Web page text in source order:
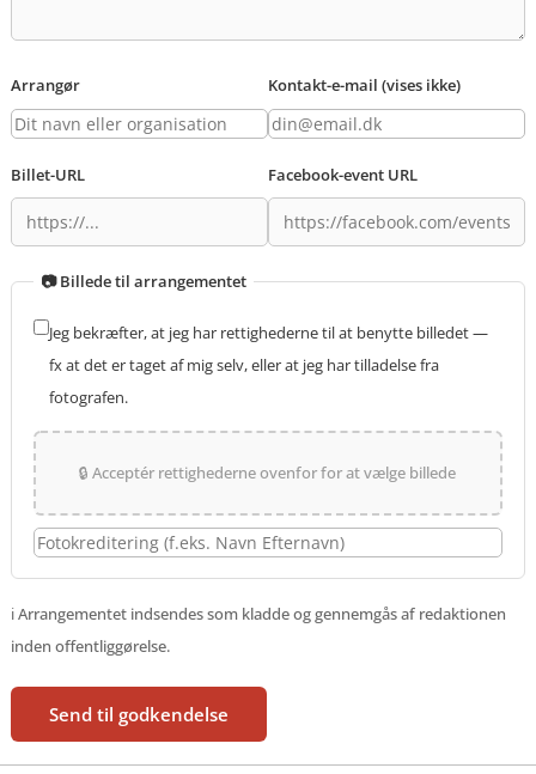
Arrangør Kontakt-e-mail (vises ikke)
Billet-URL Facebook-event URL
📷 Billede til arrangementet
Jeg bekræfter, at jeg har rettighederne til at benytte billedet —
fx at det er taget af mig selv, eller at jeg har tilladelse fra
fotografen.
🔒 Acceptér rettighederne ovenfor for at vælge billede
ℹ️ Arrangementet indsendes som kladde og gennemgås af redaktionen
inden offentliggørelse.
Send til godkendelse